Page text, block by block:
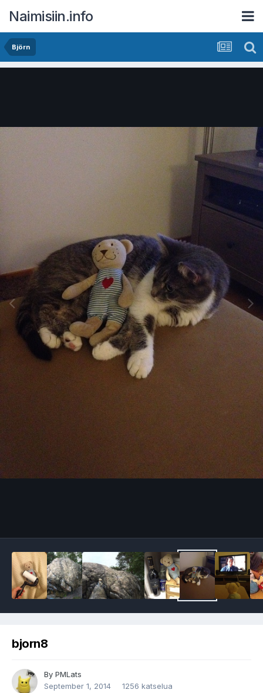
Naimisiin.info
Björn
bjorn8
By PMLats
September 1, 2014
1256 katselua